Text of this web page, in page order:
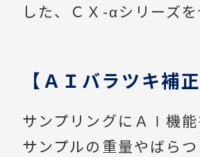
した、ＣＸ-αシリーズ
【ＡＩバラツキ補
サンプリングにＡⅠ機能
サンプルの重量やばら